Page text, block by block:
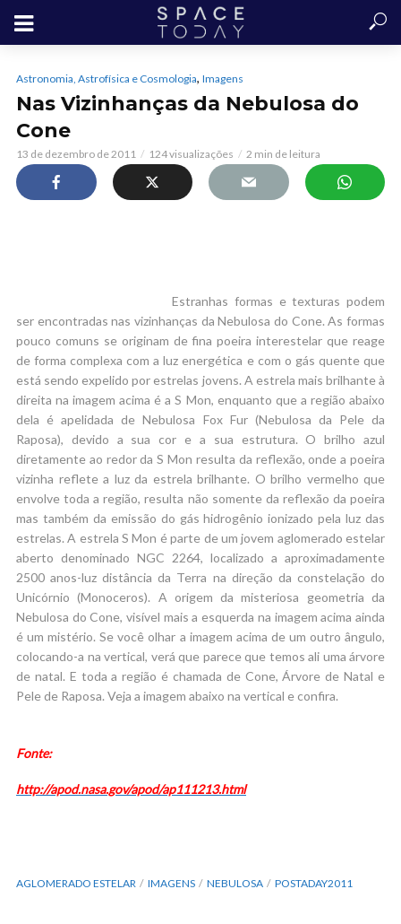
Astronomia, Astrofísica e Cosmologia, Imagens
Nas Vizinhanças da Nebulosa do
Cone
13 de dezembro de 2011 124 visualizações 2 min de leitura
Estranhas formas e texturas podem
ser encontradas nas vizinhanças da Nebulosa do Cone. As formas
pouco comuns se originam de fina poeira interestelar que reage
de forma complexa com a luz energética e com o gás quente que
está sendo expelido por estrelas jovens. A estrela mais brilhante à
direita na imagem acima é a S Mon, enquanto que a região abaixo
dela é apelidada de Nebulosa Fox Fur (Nebulosa da Pele da
Raposa), devido a sua cor e a sua estrutura. O brilho azul
diretamente ao redor da S Mon resulta da reflexão, onde a poeira
vizinha reflete a luz da estrela brilhante. O brilho vermelho que
envolve toda a região, resulta não somente da reflexão da poeira
mas também da emissão do gás hidrogênio ionizado pela luz das
estrelas. A estrela S Mon é parte de um jovem aglomerado estelar
aberto denominado NGC 2264, localizado a aproximadamente
2500 anos-luz distância da Terra na direção da constelação do
Unicórnio (Monoceros). A origem da misteriosa geometria da
Nebulosa do Cone, visível mais a esquerda na imagem acima ainda
é um mistério. Se você olhar a imagem acima de um outro ângulo,
colocando-a na vertical, verá que parece que temos ali uma árvore
de natal. E toda a região é chamada de Cone, Árvore de Natal e
Pele de Raposa. Veja a imagem abaixo na vertical e confira.
Fonte:
http://apod.nasa.gov/apod/ap111213.html
AGLOMERADO ESTELAR IMAGENS NEBULOSA POSTADAY2011